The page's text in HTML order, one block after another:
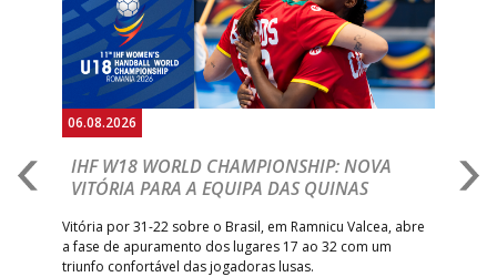
06.08.2026
IHF W18 WORLD CHAMPIONSHIP: NOVA
VITÓRIA PARA A EQUIPA DAS QUINAS
Vitória por 31-22 sobre o Brasil, em Ramnicu Valcea, abre
a fase de apuramento dos lugares 17 ao 32 com um
triunfo confortável das jogadoras lusas.